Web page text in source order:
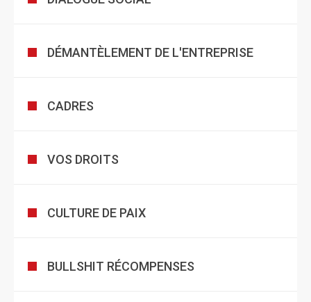
DÉMANTÈLEMENT DE L'ENTREPRISE
CADRES
VOS DROITS
CULTURE DE PAIX
BULLSHIT RÉCOMPENSES